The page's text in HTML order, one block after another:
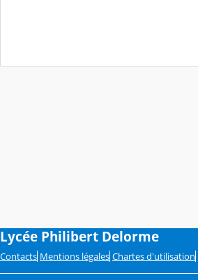
Lycée Philibert Delorme
Contacts Mentions légales Chartes d'utilisation